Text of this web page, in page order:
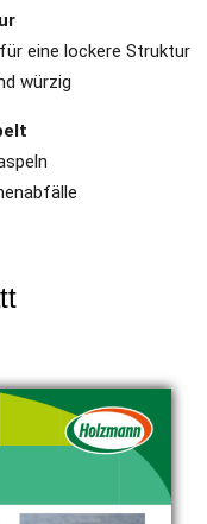
eine lockere Struktur
würzig